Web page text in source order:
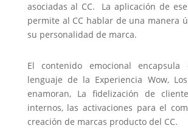
asociadas al CC. La aplicación de
permite al CC hablar de una manera
su personalidad de marca.
El contenido emocional
lenguaje de la Experiencia Wow,
enamoran, La fidelización de
internos, las activaciones para el
creación de marcas producto del CC.